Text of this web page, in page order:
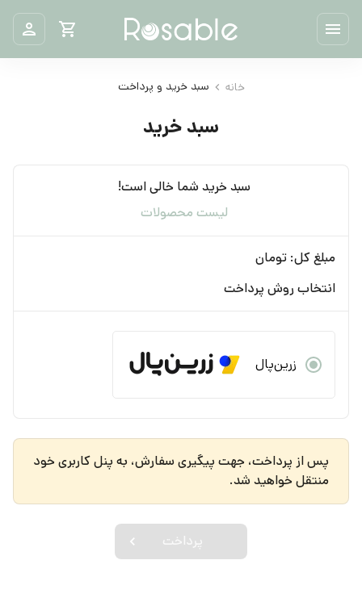
خانه سبد خرید و پرداخت
سبد خرید
سبد خرید شما خالی است!
لیست محصولات
مبلغ کل: تومان
انتخاب روش پرداخت
زرین‌پال
پس از پرداخت، جهت پیگیری سفارش، به پنل کاربری خود
منتقل خواهید شد.
پرداخت